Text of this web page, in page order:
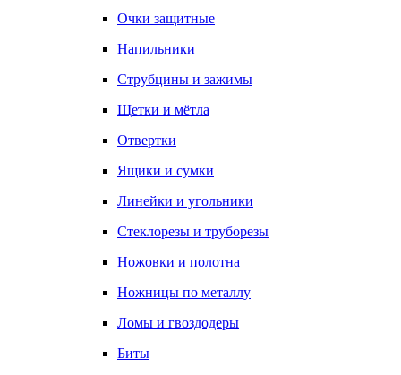
Очки защитные
Напильники
Струбцины и зажимы
Щетки и мётла
Отвертки
Ящики и сумки
Линейки и угольники
Стеклорезы и труборезы
Ножовки и полотна
Ножницы по металлу
Ломы и гвоздодеры
Биты